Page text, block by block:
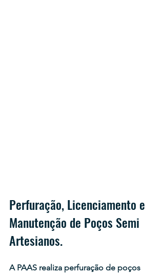
Perfuração, Licenciamento e
Manutenção de Poços Semi
Artesianos.
A PAAS realiza perfuração de poços